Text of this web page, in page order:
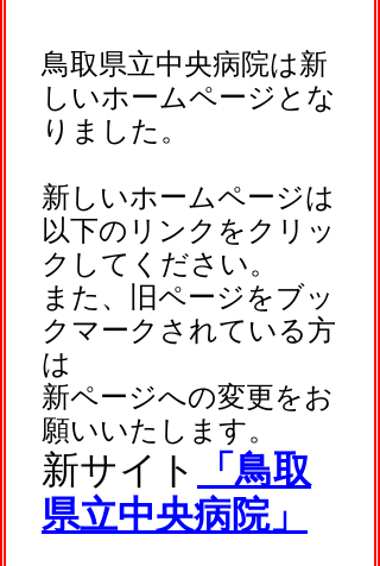
鳥取県立中央病院は新
しいホームページとな
りました。
新しいホームページは
以下のリンクをクリッ
クしてください。
また、旧ページをブッ
クマークされている方
は
新ページへの変更をお
願いいたします。
新サイト
「鳥取
県立中央病院」